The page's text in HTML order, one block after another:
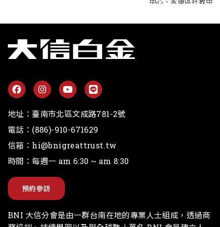
地址： 臺南市北區文成路781-2號
電話： (886)-910-671629
信箱：hi@bnigreattrust.tw
時間：每週一 am 6:30 ~ am 8:30